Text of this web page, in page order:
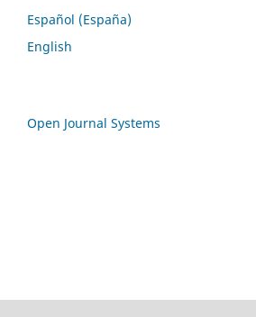
Español (España)
English
Open Journal Systems